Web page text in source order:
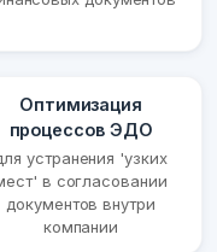
Оптимизация
процессов ЭДО
устранения 'узких
в согласовании
документов внутри
компании